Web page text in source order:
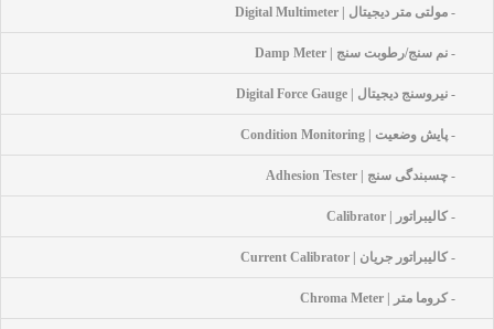
- مولتی متر دیجیتال | Digital Multimeter
- نم سنج/رطوبت سنج | Damp Meter
- نیروسنج دیجیتال | Digital Force Gauge
- پایش وضعیت | Condition Monitoring
- چسبندگی سنج | Adhesion Tester
- کالیبراتور | Calibrator
- کالیبراتور جریان | Current Calibrator
- کروما متر | Chroma Meter